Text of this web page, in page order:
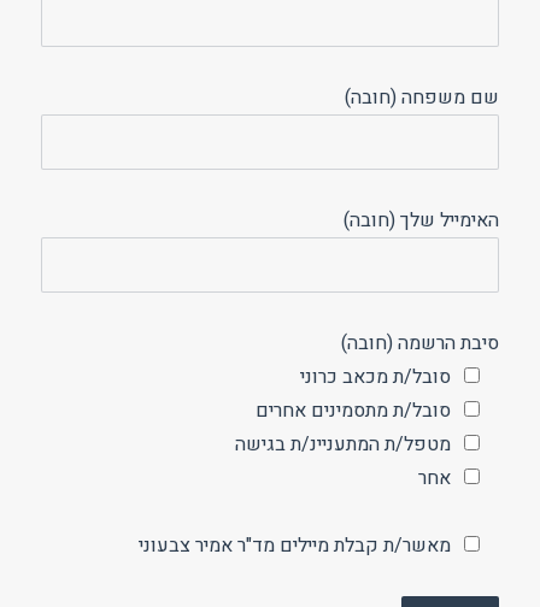
שם משפחה (חובה)
האימייל שלך (חובה)
סיבת הרשמה (חובה)
סובל/ת מכאב כרוני
סובל/ת מתסמינים אחרים
מטפל/ת המתעניינ/ת בגישה
אחר
מאשר/ת קבלת מיילים מד"ר אמיר צבעוני